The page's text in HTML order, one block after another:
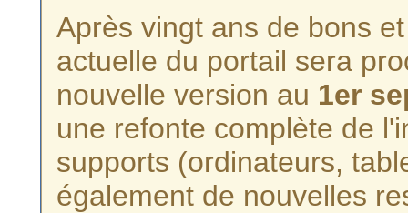
Après vingt ans de bons
actuelle du portail sera
nouvelle version au 1er
une refonte complète de
supports (ordinateurs,
également de nouvelles